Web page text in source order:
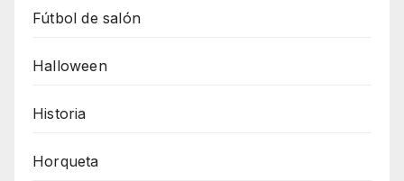
Fútbol de salón
Halloween
Historia
Horqueta